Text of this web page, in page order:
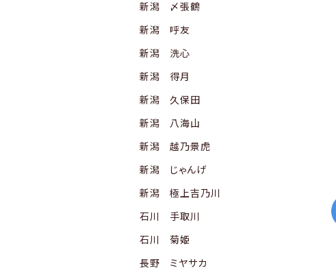
新潟 〆張鶴
新潟 呼友
新潟 洗心
新潟 得月
新潟 久保田
新潟 八海山
新潟 越乃景虎
新潟 じゃんげ
新潟 極上吉乃川
石川 手取川
石川 菊姫
長野 ミヤサカ